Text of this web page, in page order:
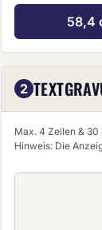
58,4
2
Max. 4 Zeilen &
Hinweis: Die